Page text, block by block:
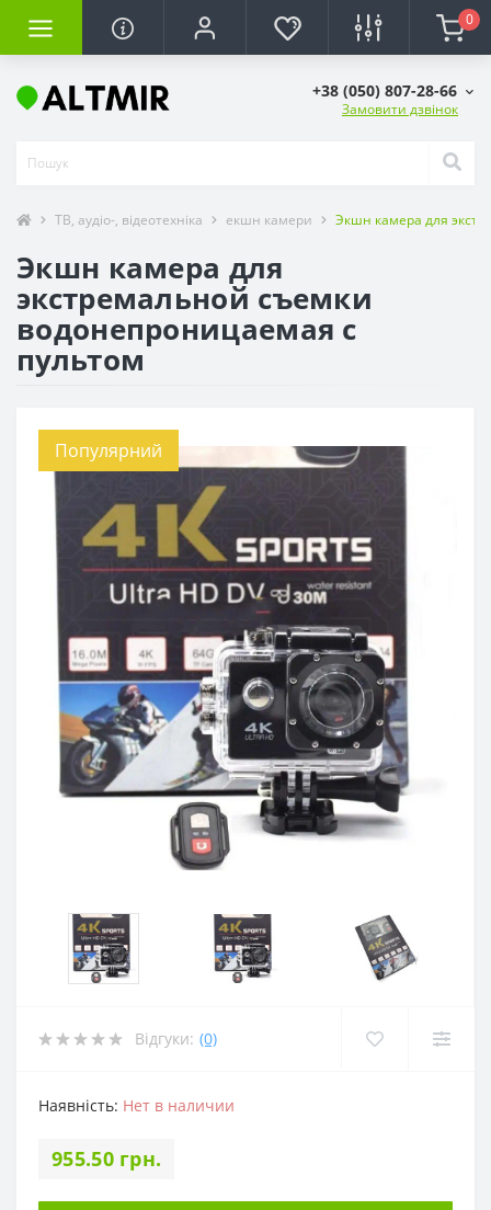
0
+38 (050) 807-28-66
Замовити дзвінок
ТВ, аудіо-, відеотехніка екшн камери Экшн камера для
Экшн камера для
экстремальной съемки
водонепроницаемая с
пультом
Популярний
Відгуки: (0)
Наявність: Нет в наличии
955.50 грн.